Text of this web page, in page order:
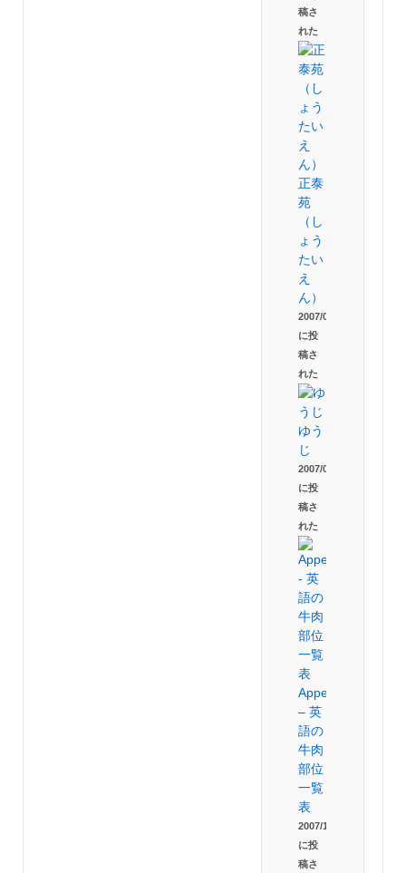
稿さ
れた
正泰
苑
（し
ょう
たい
え
ん）
2007/08/08
に投
稿さ
れた
ゆう
じ
2007/09/04
に投
稿さ
れた
Appendix
– 英
語の
牛肉
部位
一覧
表
2007/10/20
に投
稿さ